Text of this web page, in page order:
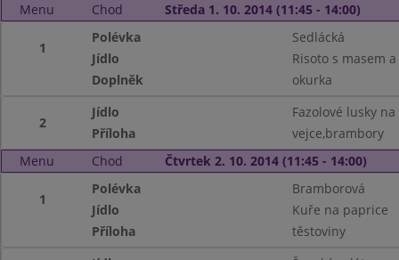
Menu Chod Středa 1. 10. 2014 (11:45 - 14:00)
1
Polévka
Sedlácká
Jídlo
Risoto s masem
Doplněk
okurka
2
Jídlo
Fazolové lusky
Příloha
vejce,brambory
Menu
Chod Čtvrtek 2. 10. 2014 (11:45 - 14:00)
1
Polévka
Bramborová
Jídlo
Kuře na paprice
Příloha
těstoviny